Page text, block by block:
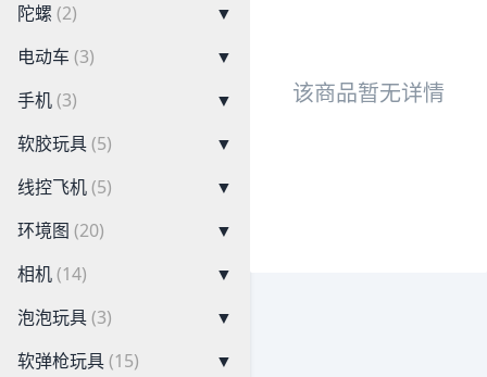
陀螺 (2)
▼
电动车 (3)
▼
手机(3)
▼
软胶玩具(5)
▼
线控飞机(5)
▼
环境图 (20)
▼
相机(14)
▼
泡泡玩具(3)
▼
软弹枪玩具(15)
▼
该商品暂无详情